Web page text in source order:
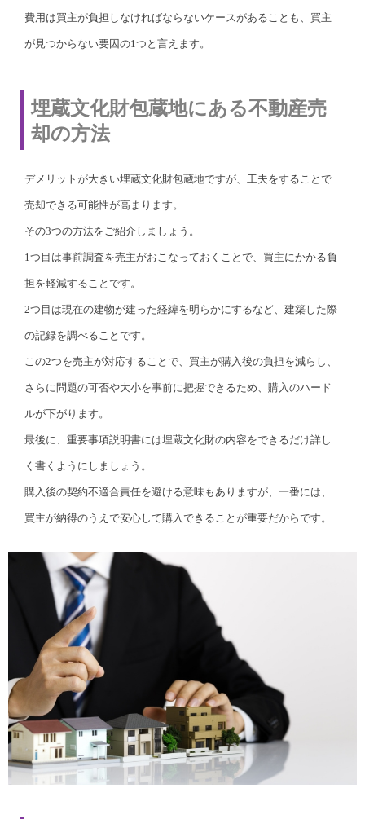
費用は買主が負担しなければならないケースがあることも、買主
が見つからない要因の1つと言えます。
埋蔵文化財包蔵地にある不動産売
却の方法
デメリットが大きい埋蔵文化財包蔵地ですが、工夫をすることで
売却できる可能性が高まります。
その3つの方法をご紹介しましょう。
1つ目は事前調査を売主がおこなっておくことで、買主にかかる負
担を軽減することです。
2つ目は現在の建物が建った経緯を明らかにするなど、建築した際
の記録を調べることです。
この2つを売主が対応することで、買主が購入後の負担を減らし、
さらに問題の可否や大小を事前に把握できるため、購入のハード
ルが下がります。
最後に、重要事項説明書には埋蔵文化財の内容をできるだけ詳し
く書くようにしましょう。
購入後の契約不適合責任を避ける意味もありますが、一番には、
買主が納得のうえで安心して購入できることが重要だからです。